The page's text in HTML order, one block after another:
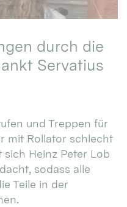
durch die
Servatius
und Treppen für
mit Rollator schlecht
Heinz Peter Lob
sodass alle
Teile in der